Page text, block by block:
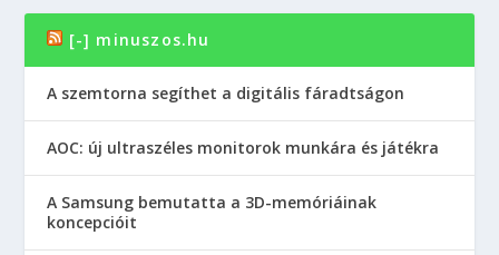
[-] minuszos.hu
A szemtorna segíthet a digitális fáradtságon
AOC: új ultraszéles monitorok munkára és játékra
A Samsung bemutatta a 3D-memóriáinak
koncepcióit